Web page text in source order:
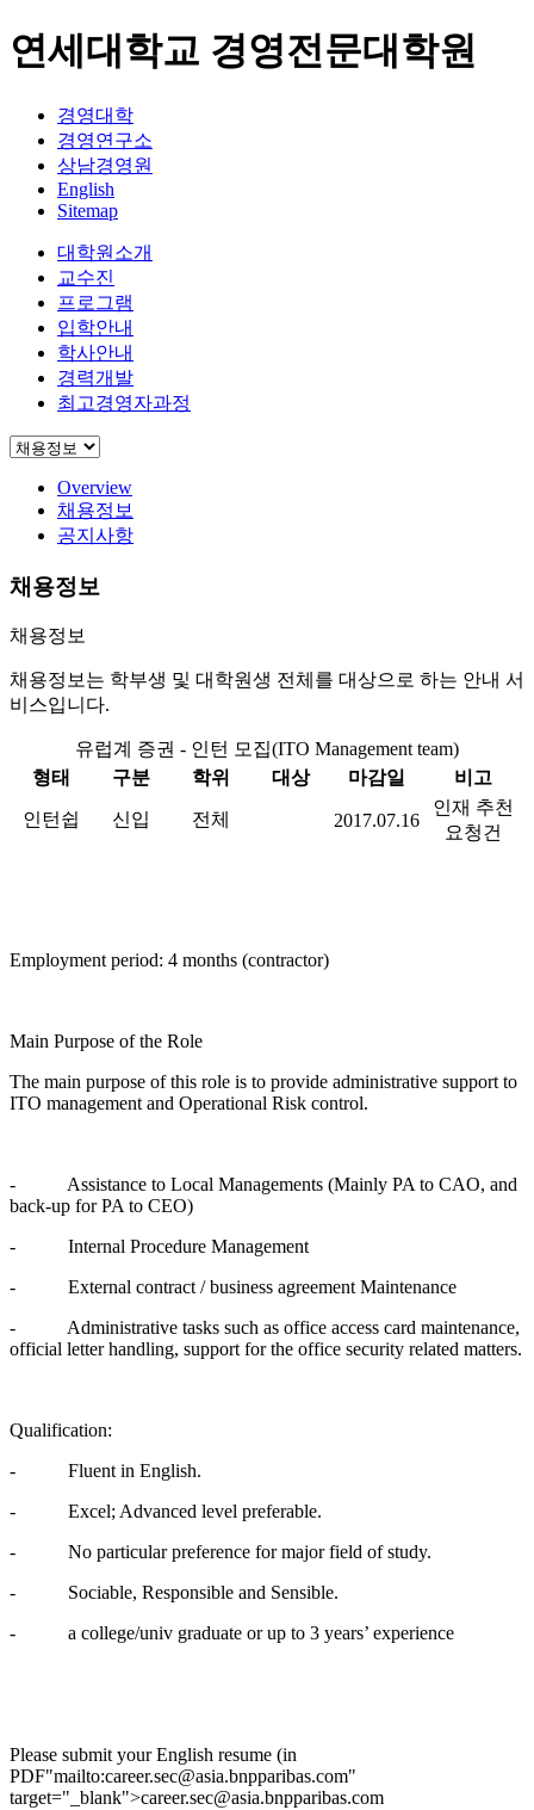
연세대학교 경영전문대학원
경영대학
경영연구소
상남경영원
English
Sitemap
대학원소개
교수진
프로그램
입학안내
학사안내
경력개발
최고경영자과정
Overview
채용정보
공지사항
채용정보
채용정보
채용정보는 학부생 및 대학원생 전체를 대상으로 하는 안내 서
비스입니다.
유럽계 증권 - 인턴 모집(ITO Management team)
형태
구분 학위 대상 마감일 비고
인턴쉽 신입 전체 2017.07.16
인재 추천
요청건
Employment period: 4 months (contractor)
Main Purpose of the Role
The main purpose of this role is to provide administrative support to
ITO management and Operational Risk control.
- Assistance to Local Managements (Mainly PA to CAO, and
back-up for PA to CEO)
- Internal Procedure Management
- External contract / business agreement Maintenance
- Administrative tasks such as office access card maintenance,
official letter handling, support for the office security related matters.
Qualification:
- Fluent in English.
- Excel; Advanced level preferable.
- No particular preference for major field of study.
- Sociable, Responsible and Sensible.
- a college/univ graduate or up to 3 years’ experience
Please submit your English resume (in
PDF"mailto:career.sec@asia.bnpparibas.com"
target="_blank">career.sec@asia.bnpparibas.com